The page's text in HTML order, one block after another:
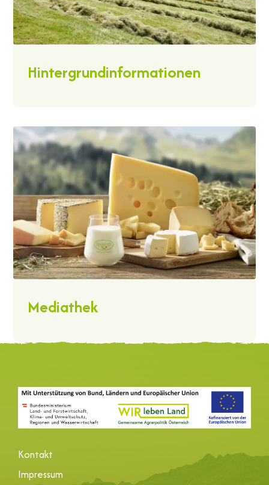
Hintergrundinformationen
Mediathek
Kontakt
Impressum